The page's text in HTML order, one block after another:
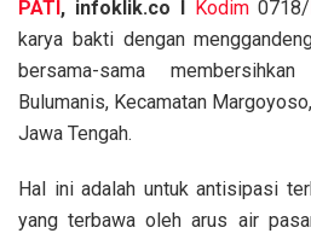
ce
b
o
o
k
tt
er
ail at
s
A
p
py
Li
n
PATI , infoklik.co I Kodim0718/
karya bakti dengan
bersama-sama
Bulumanis, Kecamatan
Jawa Tengah.
Hal ini adalah untuk antisipasi
yang terbawa oleh arus air